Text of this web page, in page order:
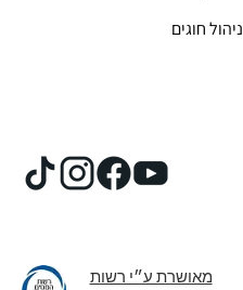
ניהול חוגים
מאושרת ע״י רשות